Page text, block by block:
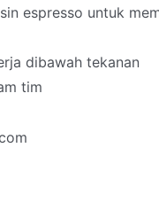
espresso untuk
dibawah tekanan
tim